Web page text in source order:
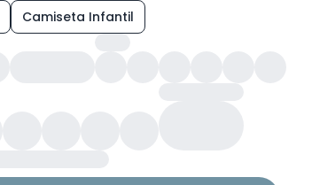
Camiseta Infantil